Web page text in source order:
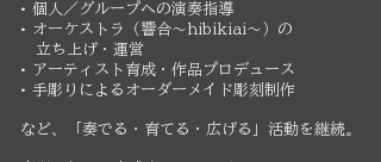
• 個人／グループへの演奏指導
• オーケストラ（響合〜hibikiai〜）の
立ち上げ・運営
• アーティスト育成・作品プロデュース
• 手彫りによるオーダーメイド彫刻制作
など、「奏でる・育てる・広げる」活動を継続。